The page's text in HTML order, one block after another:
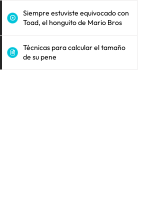
Siempre estuviste equivocado con
Toad, el honguito de Mario Bros
Técnicas para calcular el tamaño
de su pene